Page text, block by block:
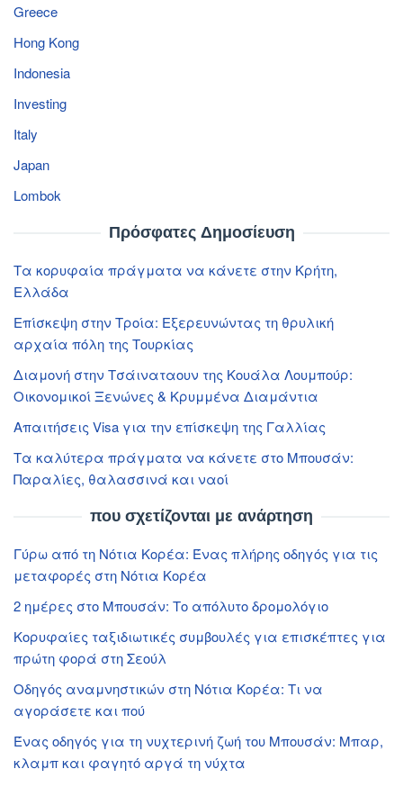
Greece
Hong Kong
Indonesia
Investing
Italy
Japan
Lombok
Πρόσφατες Δημοσίευση
Τα κορυφαία πράγματα να κάνετε στην Κρήτη,
Ελλάδα
Επίσκεψη στην Τροία: Εξερευνώντας τη θρυλική
αρχαία πόλη της Τουρκίας
Διαμονή στην Τσάιναταουν της Κουάλα Λουμπούρ:
Οικονομικοί Ξενώνες & Κρυμμένα Διαμάντια
Απαιτήσεις Visa για την επίσκεψη της Γαλλίας
Τα καλύτερα πράγματα να κάνετε στο Μπουσάν:
Παραλίες, θαλασσινά και ναοί
που σχετίζονται με ανάρτηση
Γύρω από τη Νότια Κορέα: Ένας πλήρης οδηγός για τις
μεταφορές στη Νότια Κορέα
2 ημέρες στο Μπουσάν: Το απόλυτο δρομολόγιο
Κορυφαίες ταξιδιωτικές συμβουλές για επισκέπτες για
πρώτη φορά στη Σεούλ
Οδηγός αναμνηστικών στη Νότια Κορέα: Τι να
αγοράσετε και πού
Ένας οδηγός για τη νυχτερινή ζωή του Μπουσάν: Μπαρ,
κλαμπ και φαγητό αργά τη νύχτα